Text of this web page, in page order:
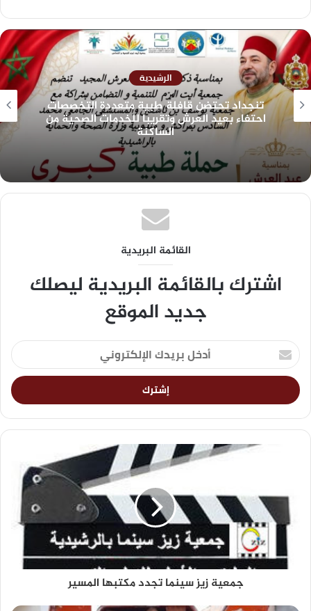
الرشيدية
تنجداد تحتضن قافلة طبية متعددة التخصصات
احتفاء بعيد العرش وتقريبا للخدمات الصحية من
الساكنة
القائمة البريدية
اشترك بالقائمة البريدية ليصلك
جديد الموقع
جمعية زيز سينما تجدد مكتبها المسير